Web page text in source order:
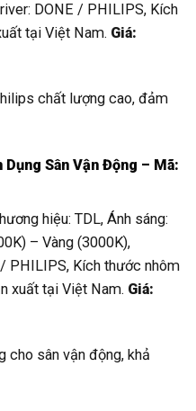
DONE / PHILIPS, Kích
tại Việt Nam. Giá:
chất lượng cao, đảm
Sân Vận Động – Mã:
hiệu: TDL, Ánh sáng:
– Vàng (3000K),
/ PHILIPS, Kích thước nhôm
xuất tại Việt Nam. Giá:
cho sân vận động, khả